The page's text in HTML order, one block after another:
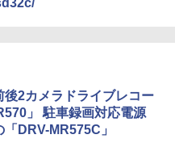
後2カメラドライブレコー
」 駐車録画対応電源
DRV-MR575C」